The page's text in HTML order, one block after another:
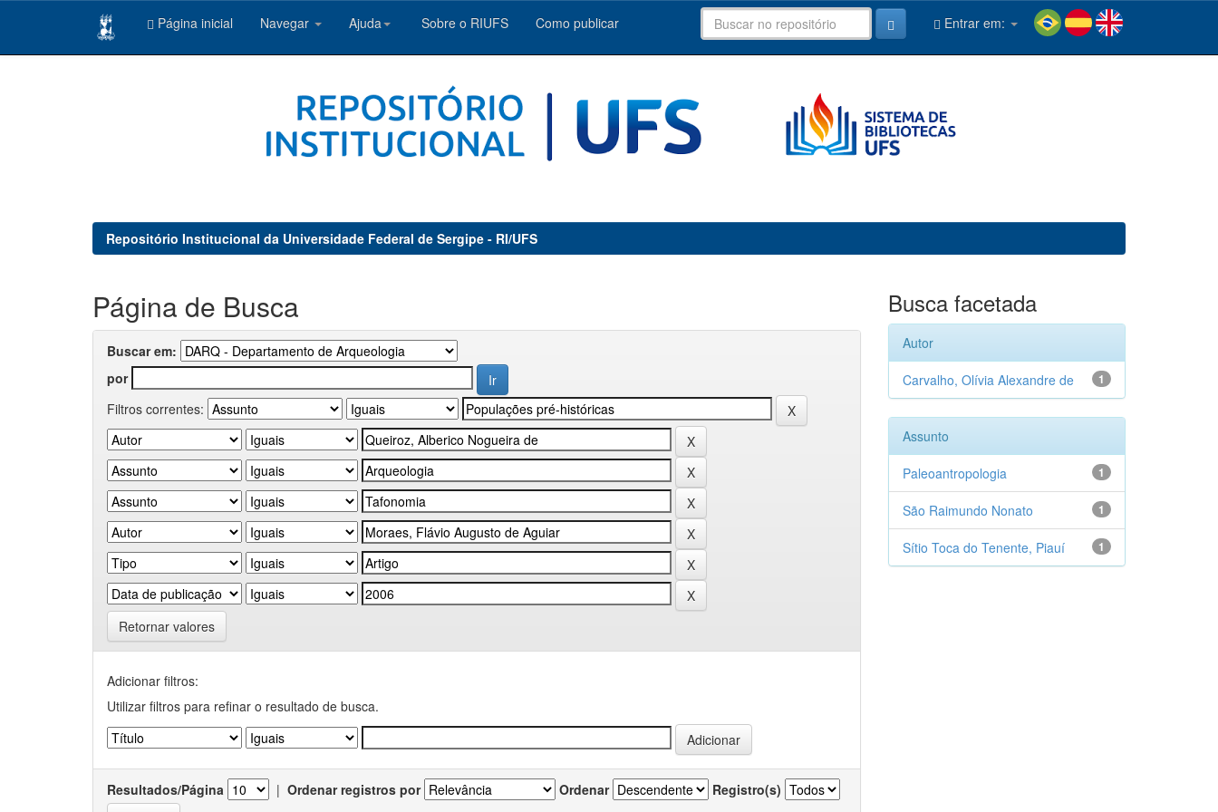
Página inicial Navegar Ajuda Sobre o RIUFS Como publicar Entrar em:
Repositório Institucional da Universidade Federal de Sergipe - RI/UFS
Página de Busca
Buscar em:
por
Filtros correntes:
Retornar valores
Adicionar filtros:
Utilizar filtros para refinar o resultado de busca.
Resultados/Página | Ordenar registros por Ordenar Registro(s)
Busca facetada
Autor
1
Carvalho, Olívia Alexandre de
Assunto
1
Paleoantropologia
1
São Raimundo Nonato
1
Sítio Toca do Tenente, Piauí